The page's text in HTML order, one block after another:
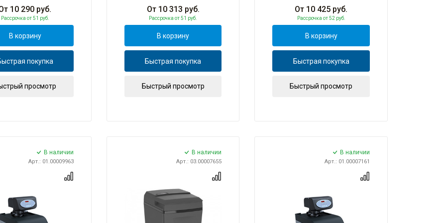
10 290 руб.
Рассрочка от 51 руб.
В корзину
покупка
просмотр
От 10 313 руб.
Рассрочкаот 51 руб.
В корзину
Быстрая покупка
Быстрый просмотр
От 10 425 руб.
Рассрочка от 52 руб.
В корзину
Быстрая покупка
Быстрый просмотр
В наличии
Арт.: 01.00009963
В наличии
Арт.: 03.00007655
В наличии
Арт.: 01.00007161